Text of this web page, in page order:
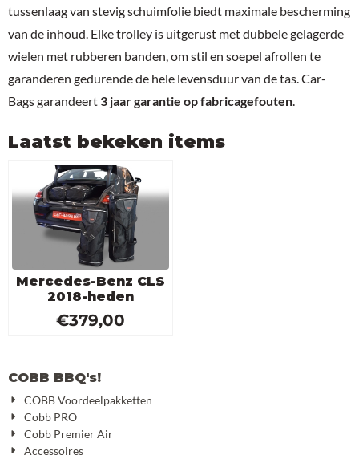
tussenlaag van stevig schuimfolie biedt maximale bescherming
van de inhoud. Elke trolley is uitgerust met dubbele gelagerde
wielen met rubberen banden, om stil en soepel afrollen te
garanderen gedurende de hele levensduur van de tas. Car-
Bags garandeert 3 jaar garantie op fabricagefouten.
Laatst bekeken items
Mercedes-Benz CLS
2018-heden
€379,00
COBB BBQ's!
COBB Voordeelpakketten
Cobb PRO
Cobb Premier Air
Accessoires